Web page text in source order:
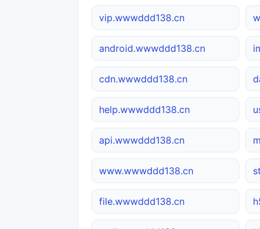
vip.wwwddd138.cn
android.wwwddd138.cn
cdn.wwwddd138.cn
help.wwwddd138.cn
api.wwwddd138.cn
www.wwwddd138.cn
file.wwwddd138.cn